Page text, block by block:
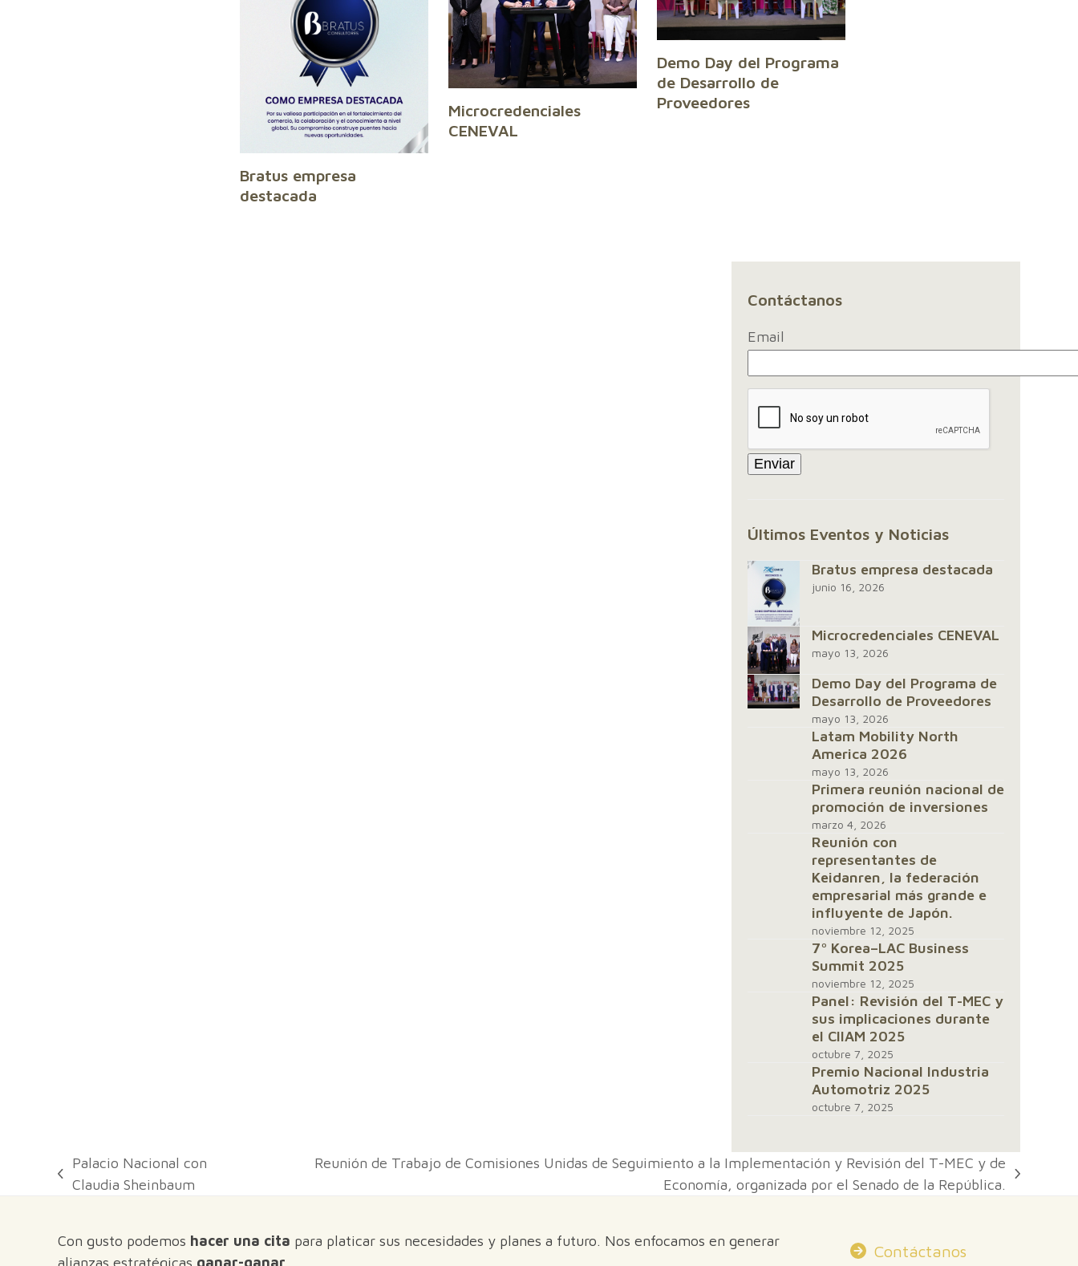
Bratus empresa
destacada
Microcredenciales
CENEVAL
Demo Day del Programa
de Desarrollo de
Proveedores
Contáctanos
Email
Últimos Eventos y Noticias
Bratus empresa destacada
junio 16, 2026
Microcredenciales CENEVAL
mayo 13, 2026
Demo Day del Programa de
Desarrollo de Proveedores
mayo 13, 2026
Latam Mobility North
America 2026
mayo 13, 2026
Primera reunión nacional de
promoción de inversiones
marzo 4, 2026
Reunión con
representantes de
Keidanren, la federación
empresarial más grande e
influyente de Japón.
noviembre 12, 2025
7º Korea–LAC Business
Summit 2025
noviembre 12, 2025
Panel: Revisión del T-MEC y
sus implicaciones durante
el CIIAM 2025
octubre 7, 2025
Premio Nacional Industria
Automotriz 2025
octubre 7, 2025
previous
Palacio Nacional con
Claudia Sheinbaum
Reunión de Trabajo de Comisiones Unidas de Seguimiento a la Implementación y Revisión del T-MEC y de
Economía, organizada por el Senado de la República.
Con gusto podemos hacer una cita para platicar sus necesidades y planes a futuro. Nos enfocamos en generar
alianzas estratégicas ganar-ganar
Contáctanos